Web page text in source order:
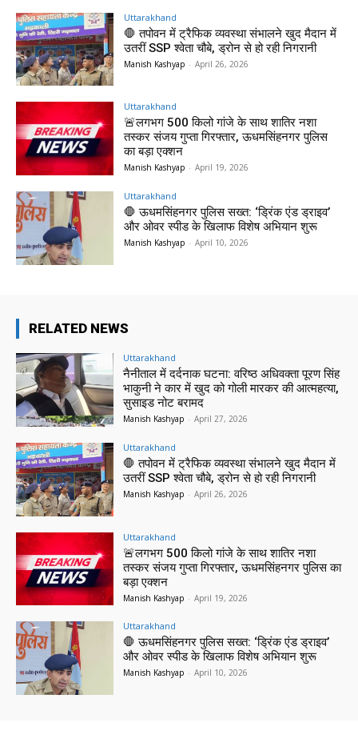
Uttarakhand
🛑 तपोवन में ट्रैफिक व्यवस्था संभालने खुद मैदान में
उतरीं SSP श्वेता चौबे, ड्रोन से हो रही निगरानी
Manish Kashyap - April 26, 2026
Uttarakhand
🚨लगभग 500 किलो गांजे के साथ शातिर नशा
तस्कर संजय गुप्ता गिरफ्तार, ऊधमसिंहनगर पुलिस
का बड़ा एक्शन
Manish Kashyap - April 19, 2026
Uttarakhand
🛑 ऊधमसिंहनगर पुलिस सख्त: ‘ड्रिंक एंड ड्राइव’
और ओवर स्पीड के खिलाफ विशेष अभियान शुरू
Manish Kashyap - April 10, 2026
RELATED NEWS
Uttarakhand
नैनीताल में दर्दनाक घटना: वरिष्ठ अधिवक्ता पूरण सिंह
भाकुनी ने कार में खुद को गोली मारकर की आत्महत्या,
सुसाइड नोट बरामद
Manish Kashyap - April 27, 2026
Uttarakhand
🛑 तपोवन में ट्रैफिक व्यवस्था संभालने खुद मैदान में
उतरीं SSP श्वेता चौबे, ड्रोन से हो रही निगरानी
Manish Kashyap - April 26, 2026
Uttarakhand
🚨लगभग 500 किलो गांजे के साथ शातिर नशा
तस्कर संजय गुप्ता गिरफ्तार, ऊधमसिंहनगर पुलिस का
बड़ा एक्शन
Manish Kashyap - April 19, 2026
Uttarakhand
🛑 ऊधमसिंहनगर पुलिस सख्त: ‘ड्रिंक एंड ड्राइव’
और ओवर स्पीड के खिलाफ विशेष अभियान शुरू
Manish Kashyap - April 10, 2026